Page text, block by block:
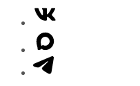
МедиаVK
Telegram
MAX